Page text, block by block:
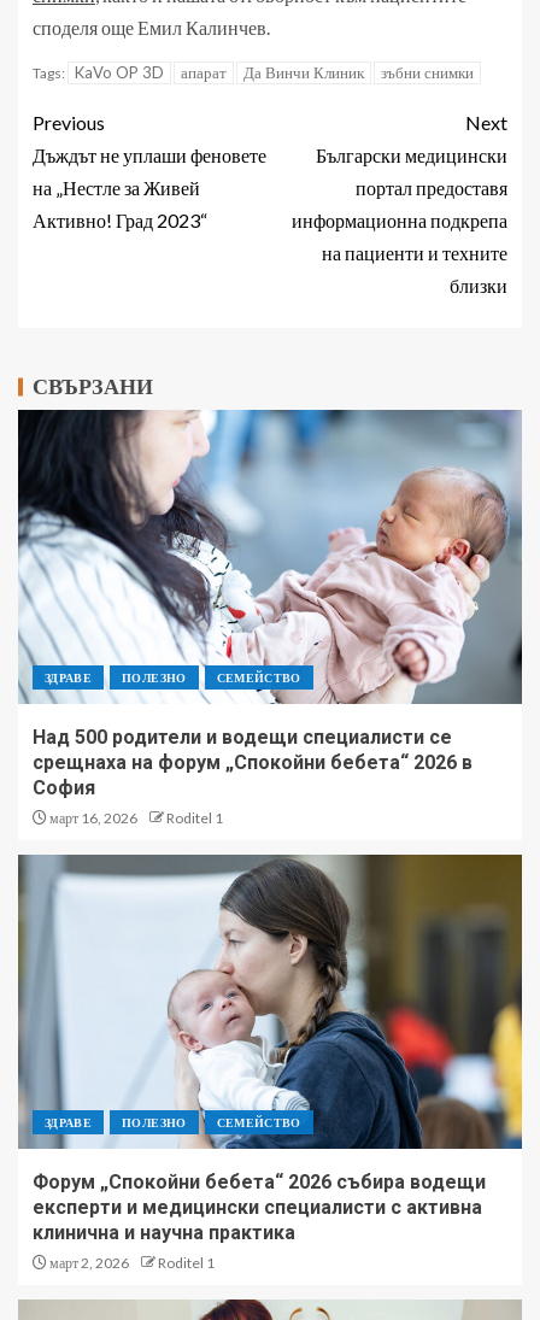
споделя още Емил Калинчев.
Tags: KaVo OP 3D апарат Да Винчи Клиник зъбни снимки
Previous
Дъждът не уплаши феновете
на „Нестле за Живей
Активно! Град 2023“
Next
Български медицински
портал предоставя
информационна подкрепа
на пациенти и техните
близки
СВЪРЗАНИ
ЗДРАВЕ ПОЛЕЗНО СЕМЕЙСТВО
Над 500 родители и водещи специалисти се
срещнаха на форум „Спокойни бебета“ 2026 в
София
март 16, 2026 Roditel 1
ЗДРАВЕ ПОЛЕЗНО СЕМЕЙСТВО
Форум „Спокойни бебета“ 2026 събира водещи
експерти и медицински специалисти с активна
клинична и научна практика
март 2, 2026 Roditel 1